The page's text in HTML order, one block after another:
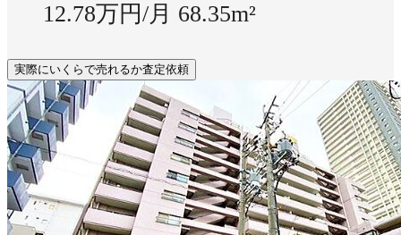
12.78万円/月 68.35m²
実際にいくらで売れるか査定依頼